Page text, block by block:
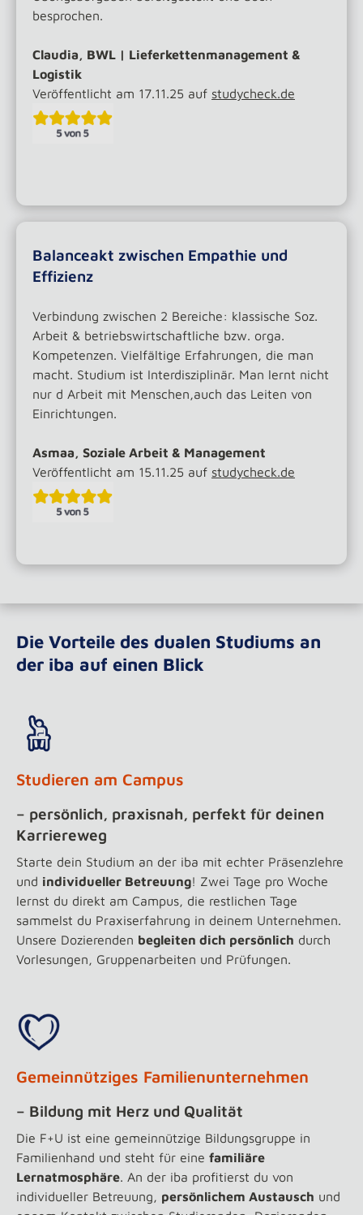
besprochen.
Claudia, BWL | Lieferkettenmanagement &
Logistik
Veröffentlicht am 17.11.25 auf studycheck.de
Balanceakt zwischen Empathie und
Effizienz
Verbindung zwischen 2 Bereiche: klassische Soz.
Arbeit & betriebswirtschaftliche bzw. orga.
Kompetenzen. Vielfältige Erfahrungen, die man
macht. Studium ist Interdisziplinär. Man lernt nicht
nur d Arbeit mit Menschen,auch das Leiten von
Einrichtungen.
Asmaa, Soziale Arbeit & Management
Veröffentlicht am 15.11.25 auf studycheck.de
Die Vorteile des dualen Studiums an
der iba auf einen Blick
Studieren am Campus
– persönlich, praxisnah, perfekt für deinen
Karriereweg
Starte dein Studium an der iba mit echter Präsenzlehre
und individueller Betreuung! Zwei Tage pro Woche
lernst du direkt am Campus, die restlichen Tage
sammelst du Praxiserfahrung in deinem Unternehmen.
Unsere Dozierenden begleiten dich persönlich durch
Vorlesungen, Gruppenarbeiten und Prüfungen.
Gemeinnütziges Familienunternehmen
– Bildung mit Herz und Qualität
Die F+U ist eine gemeinnützige Bildungsgruppe in
Familienhand und steht für eine familiäre
Lernatmosphäre. An der iba profitierst du von
individueller Betreuung, persönlichem Austausch und